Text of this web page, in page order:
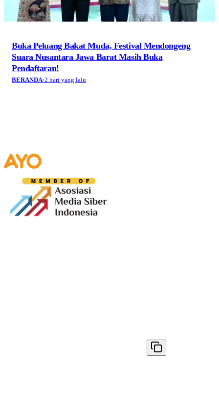
Buka Peluang Bakat Muda, Festival Mendongeng
Suara Nusantara Jawa Barat Masih Buka
Pendaftaran!
BERANDA·2 hari yang lalu